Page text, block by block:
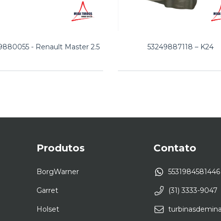
- Renault Master 2.5 53249887118 – K24
Produtos
BorgWarner
Garret
Holset
Contato
5531984581446
(31) 3333-9047